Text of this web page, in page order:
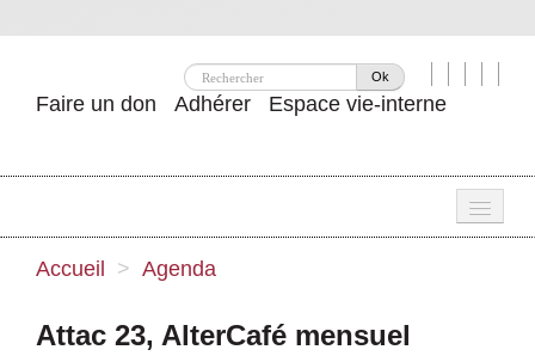
Ok
Faire un don Adhérer Espace vie-interne
Nos idées
Accueil > Agenda
Attac 23, AlterCafé mensuel